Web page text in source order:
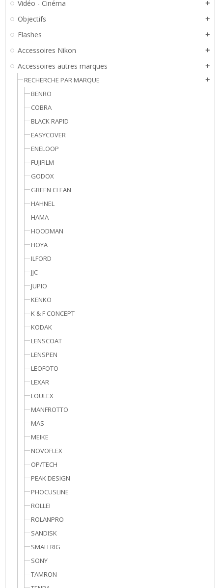
Vidéo - Cinéma add
Objectifs add
Flashes add
Accessoires Nikon add
Accessoires autres marques add
RECHERCHE PAR MARQUE add
BENRO
COBRA
BLACK RAPID
EASYCOVER
ENELOOP
FUJIFILM
GODOX
GREEN CLEAN
HAHNEL
HAMA
HOODMAN
HOYA
ILFORD
JJC
JUPIO
KENKO
K & F CONCEPT
KODAK
LENSCOAT
LENSPEN
LEOFOTO
LEXAR
LOULEX
MANFROTTO
MAS
MEIKE
NOVOFLEX
OP/TECH
PEAK DESIGN
PHOCUSLINE
ROLLEI
ROLANPRO
SANDISK
SMALLRIG
SONY
TAMRON